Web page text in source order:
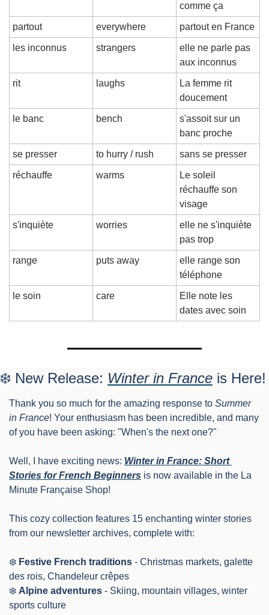
comme ça
partout everywhere partout en France
les inconnus strangers
elle ne parle pas
aux inconnus
rit laughs
La femme rit
doucement
le banc bench
s'assoit sur un
banc proche
se presser to hurry / rush sans se presser
réchauffe warms
Le soleil
réchauffe son
visage
s'inquiète worries
elle ne s'inquiète
pas trop
range puts away
elle range son
téléphone
le soin care
Elle note les
dates avec soin
❄️ New Release: Winter in France is Here!
Thank you so much for the amazing response to Summer
in France! Your enthusiasm has been incredible, and many
of you have been asking: "When's the next one?"
Well, I have exciting news: Winter in France: Short
Stories for French Beginners is now available in the La
Minute Française Shop!
This cozy collection features 15 enchanting winter stories
from our newsletter archives, complete with:
❄️ Festive French traditions - Christmas markets, galette
des rois, Chandeleur crêpes
❄️ Alpine adventures - Skiing, mountain villages, winter
sports culture